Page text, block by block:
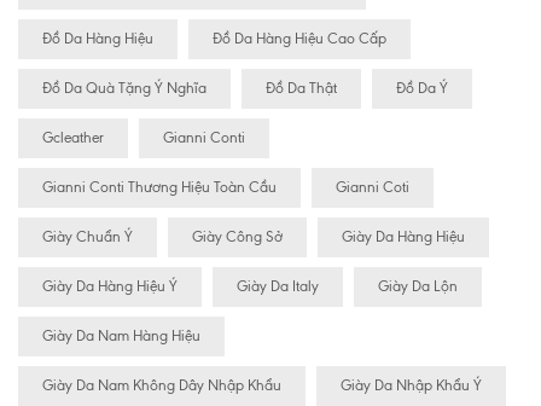
Đồ Da Hàng Hiệu Đồ Da Hàng Hiệu Cao Cấp
Đồ Da Quà Tặng Ý Nghĩa Đồ Da Thật Đồ Da Ý
Gcleather Gianni Conti
Gianni Conti Thương Hiệu Toàn Cầu Gianni Coti
Giày Chuẩn Ý Giày Công Sở Giày Da Hàng Hiệu
Giày Da Hàng Hiệu Ý Giày Da Italy Giày Da Lộn
Giày Da Nam Hàng Hiệu
Giày Da Nam Không Dây Nhập Khẩu Giày Da Nhập Khẩu Ý